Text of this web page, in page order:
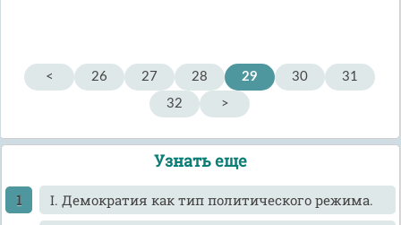
< 26 27 28 29 30
31
32
>
Узнать еще
I. Демократия как тип политического режима.